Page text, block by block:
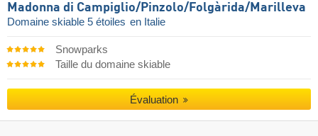
Madonna di Campiglio/​Pinzolo/​Folgàrida/​Marilleva
Domaine skiable 5 étoiles en Italie
Snowparks
Taille du domaine skiable
Évaluation